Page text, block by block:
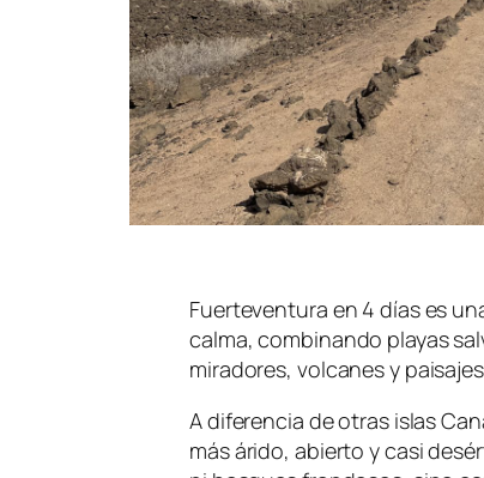
Fuerteventura en 4 días es
calma, combinando playas
miradores, volcanes y
A diferencia de otras islas
más árido, abierto y casi